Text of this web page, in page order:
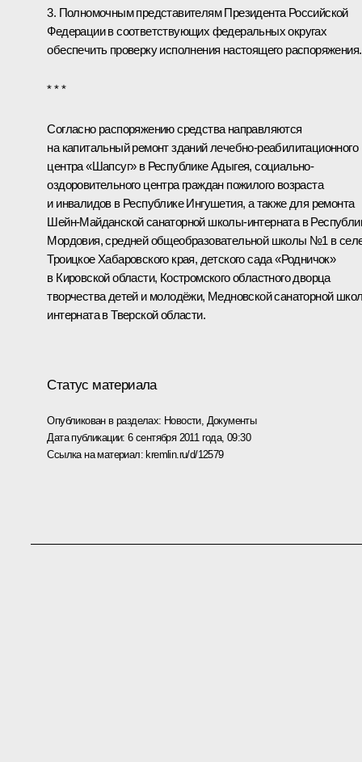
3. Полномочным представителям Президента Российской
Федерации в соответствующих федеральных округах
обеспечить проверку исполнения настоящего распоряжения.
* * *
Согласно распоряжению средства направляются
на капитальный ремонт зданий лечебно-реабилитационного
центра «Шапсуг» в Республике Адыгея, социально-
оздоровительного центра граждан пожилого возраста
и инвалидов в Республике Ингушетия, а также для ремонта
Шейн-Майданской санаторной школы-интерната в
Мордовия, средней общеобразовательной школы №1 в
Троицкое Хабаровского края, детского сада «Родничок»
в Кировской области, Костромского областного дворца
творчества детей и молодёжи, Медновской санаторной
интерната в Тверской области.
Статус материала
Опубликован в разделах: Новости, Документы
Дата публикации:6 сентября 2011 года, 09:30
Ссылка на материал: kremlin.ru/d/12579